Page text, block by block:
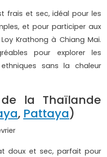
frais et sec, idéal pour les
et pour participer aux
Krathong à Chiang Mai.
pour explorer les
sans la chaleur
la Thaïlande
, Pattaya)
doux et sec, parfait pour